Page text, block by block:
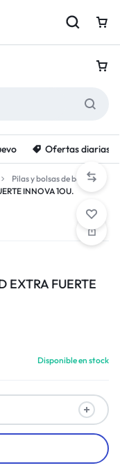
Ofertas diarias
Pilas y bolsas de basura
INNOVA 1OU.
EXTRA FUERTE
Disponible en stock